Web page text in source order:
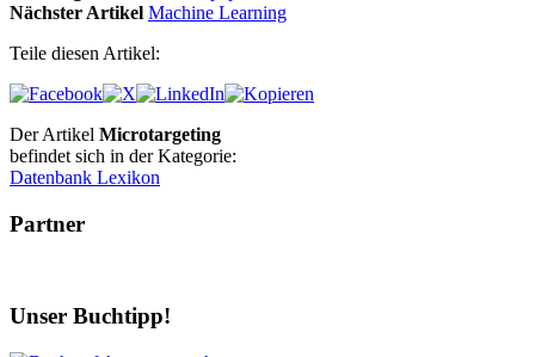
Nächster Artikel Machine Learning
Teile diesen Artikel:
Der Artikel Microtargeting
befindet sich in der Kategorie:
Datenbank Lexikon
Partner
Unser Buchtipp!